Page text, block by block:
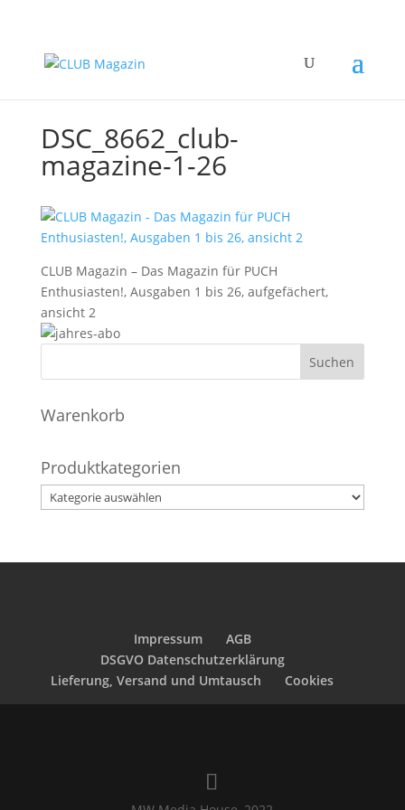
DSC_8662_club-
magazine-1-26
CLUB Magazin – Das Magazin für PUCH
Enthusiasten!, Ausgaben 1 bis 26, aufgefächert,
ansicht 2
Warenkorb
Produktkategorien
Impressum
AGB
DSGVO Datenschutzerklärung
Lieferung, Versand und Umtausch
Cookies